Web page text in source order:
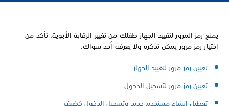
يمنع رمز المرور لتقييد الجهاز طفلك من تغيير الرقابة الأبوية. تأكد من
اختيار رمز مرور يمكن تذكره ولا يعرفه أحد سواك.
تعيين رمز مرور لتقييد الجهاز
تعيين رمز مرور لتسجيل الدخول
تعطيل إنشاء مستخدم جديد وتسجيل الدخول كضيف